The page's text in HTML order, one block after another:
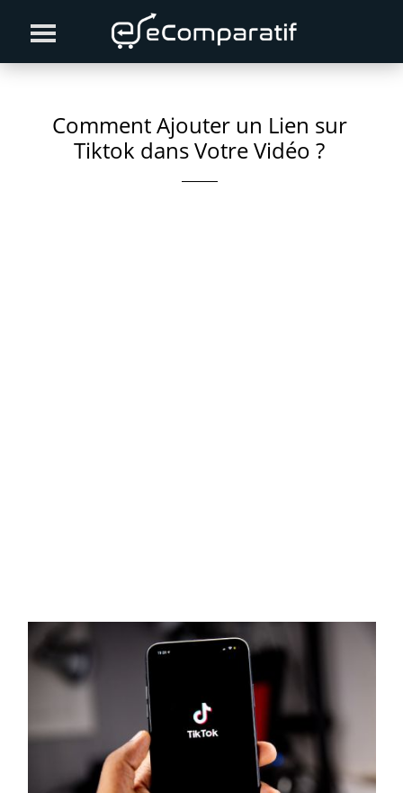
primary
content
primary
Comment Ajouter un Lien sur
Tiktok dans Votre Vidéo ?